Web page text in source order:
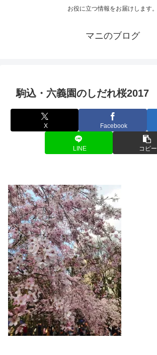
お役に立つ情報をお届けします。
マニのブログ
駒込・六義園のしだれ桜2017
X Facebook
LINE コピー